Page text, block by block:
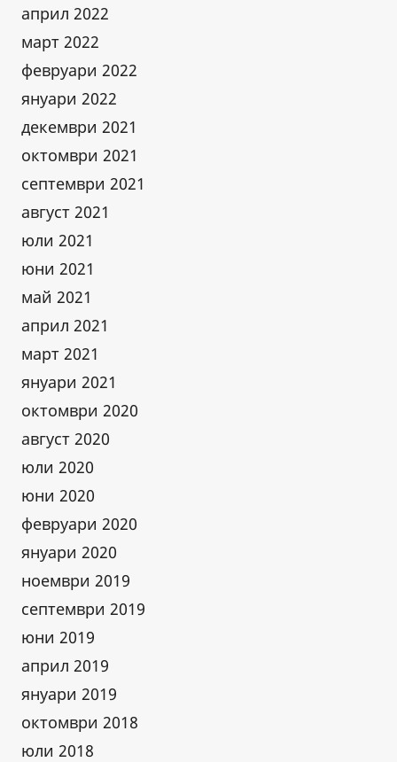
април 2022
март 2022
февруари 2022
януари 2022
декември 2021
октомври 2021
септември 2021
август 2021
юли 2021
юни 2021
май 2021
април 2021
март 2021
януари 2021
октомври 2020
август 2020
юли 2020
юни 2020
февруари 2020
януари 2020
ноември 2019
септември 2019
юни 2019
април 2019
януари 2019
октомври 2018
юли 2018